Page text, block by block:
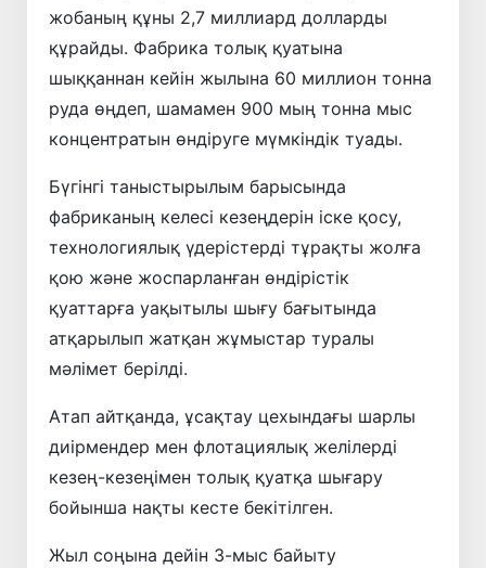
жобаның құны 2,7 миллиард долларды
құрайды. Фабрика толық қуатына
шыққаннан кейін жылына 60 миллион тонна
руда өңдеп, шамамен 900 мың тонна мыс
концентратын өндіруге мүмкіндік туады.
Бүгінгі таныстырылым барысында
фабриканың келесі кезеңдерін іске қосу,
технологиялық үдерістерді тұрақты жолға
қою және жоспарланған өндірістік
қуаттарға уақытылы шығу бағытында
атқарылып жатқан жұмыстар туралы
мәлімет берілді.
Атап айтқанда, ұсақтау цехындағы шарлы
диірмендер мен флотациялық желілерді
кезең-кезеңімен толық қуатқа шығару
бойынша нақты кесте бекітілген.
Жыл соңына дейін 3-мыс байыту